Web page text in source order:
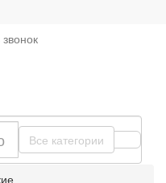
звонок
Все категории